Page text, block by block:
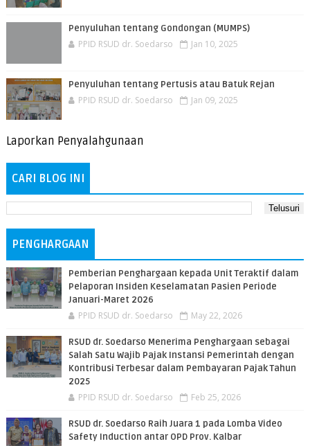
Penyuluhan tentang Gondongan (MUMPS)
PPID RSUD dr. Soedarso Jan 10, 2025
Penyuluhan tentang Pertusis atau Batuk Rejan
PPID RSUD dr. Soedarso Jan 09, 2025
Laporkan Penyalahgunaan
CARI BLOG INI
PENGHARGAAN
Pemberian Penghargaan kepada Unit Teraktif dalam
Pelaporan Insiden Keselamatan Pasien Periode
Januari-Maret 2026
PPID RSUD dr. Soedarso May 22, 2026
RSUD dr. Soedarso Menerima Penghargaan sebagai
Salah Satu Wajib Pajak Instansi Pemerintah dengan
Kontribusi Terbesar dalam Pembayaran Pajak Tahun
2025
PPID RSUD dr. Soedarso Feb 25, 2026
RSUD dr. Soedarso Raih Juara 1 pada Lomba Video
Safety Induction antar OPD Prov. Kalbar